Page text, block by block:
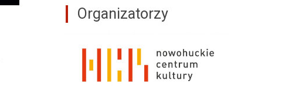
Organizatorzy